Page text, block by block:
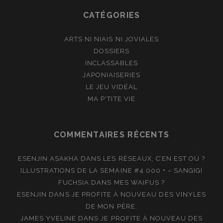
CATÉGORIES
ARTS NI NIAIS NI JOVIALES
DOSSIERS
INCLASSABLES
JAPONIAISERIES
LE JEU VIDÉAL
MA P'TITE VIE
COMMENTAIRES RÉCENTS
ESENJIN ASAKHA DANS LES RÉSEAUX, C’EN EST OÙ ?
ILLUSTRATIONS DE LA SEMAINE #4.000 + – SANGIGI
FUCHSIA DANS MES WAIFUS ?
ESENJIN DANS JE PROFITE À NOUVEAU DES VINYLES
DE MON PÈRE.
JAMES YVELINE DANSJE PROFITE À NOUVEAU DES